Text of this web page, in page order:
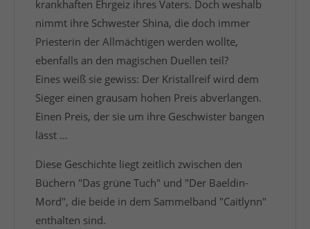
krankhaften Ehrgeiz ihres Vaters. Doch weshalb
nimmt ihre Schwester Shina, die doch immer
Priesterin der Allmächtigen werden wollte,
ebenfalls an den magischen Duellen teil?
Eines weiß sie gewiss: Der Kristallreif wird dem
Sieger einen grausam hohen Preis abverlangen.
Einen Preis, der sie um ihre Geschwister bangen
lässt ...
Diese Geschichte liegt zeitlich zwischen den
Büchern "Das grüne Tuch" und "Der Baeldin-
Mord", die beide in dem Sammelband "Caitlynn"
enthalten sind.